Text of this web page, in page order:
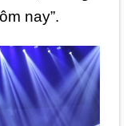
nay”.